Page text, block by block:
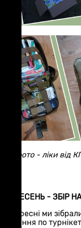
На фото - ліки від
ВЕРЕСЕНЬ - ЗБІР
У вересні ми
питання по